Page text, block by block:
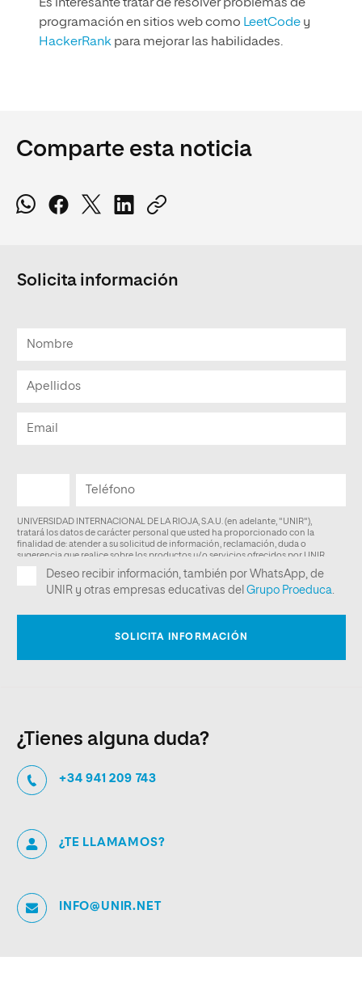
Es interesante tratar de resolver problemas de
programación en sitios web como LeetCodey
HackerRankpara mejorar las habilidades.
Comparte esta noticia
Solicita información
¿Tienes alguna duda?
+34 941 209 743
¿TE LLAMAMOS?
INFO@UNIR.NET